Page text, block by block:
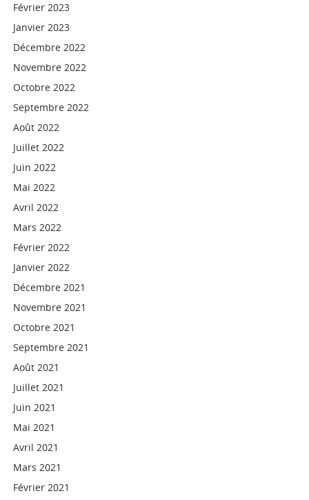
Février 2023
Janvier 2023
Décembre 2022
Novembre 2022
Octobre 2022
Septembre 2022
Août 2022
Juillet 2022
Juin 2022
Mai 2022
Avril 2022
Mars 2022
Février 2022
Janvier 2022
Décembre 2021
Novembre 2021
Octobre 2021
Septembre 2021
Août 2021
Juillet 2021
Juin 2021
Mai 2021
Avril 2021
Mars 2021
Février 2021